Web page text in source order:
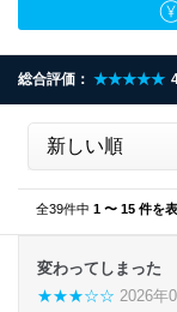
総合評価： ★★★★★
全39件中 1 〜 15 件を
変わってしまった
★★★☆☆ 2026年